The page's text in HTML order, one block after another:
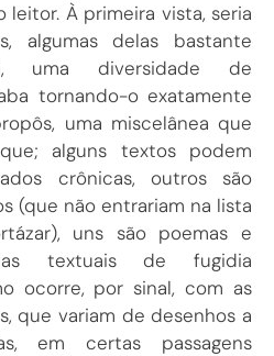
À primeira vista, seria
algumas delas bastante
uma diversidade de
tornando-o exatamente
uma miscelânea que
alguns textos podem
crônicas, outros são
(que não entrariam na lista
uns são poemas e
textuais de fugidia
ocorre, por sinal, com as
que variam de desenhos a
em certas passagens